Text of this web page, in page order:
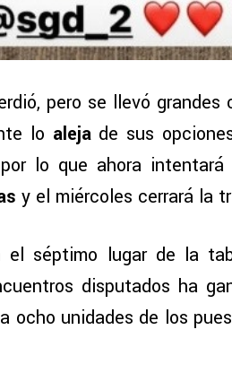
pero se llevó
lo alejade sus
lo que ahora
y el miércoles cerrará la
el séptimo lugar de la
disputados ha
ocho unidades de los